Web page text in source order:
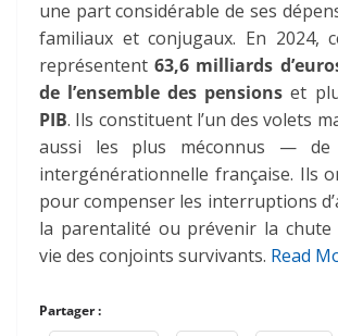
une part considérable de ses
familiaux et conjugaux. En 2024,
représentent63,6 milliards
de l’ensemble des pensions et
PIB. Ils constituent l’un des volets
aussi les plus méconnus — de
intergénérationnelle française. Ils
pour compenser les interruptions
la parentalité ou prévenir la chute
vie des conjoints survivants. Read
Partager :